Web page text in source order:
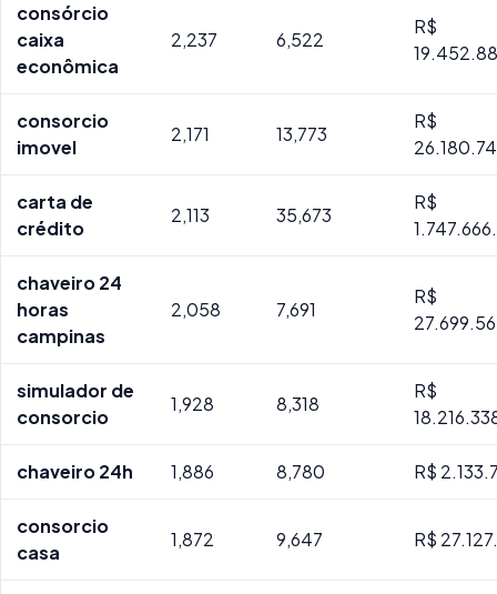
consórcio
caixa
econômica
2,237 6,522
R$
consorcio
imovel
2,171 13,773
R$
carta de
crédito
2,113 35,673
R$
chaveiro 24
horas
campinas
2,058 7,691
R$
simulador de
consorcio
1,928 8,318
R$
chaveiro 24h 1,886 8,780 R$
consorcio
casa
1,872 9,647 R$